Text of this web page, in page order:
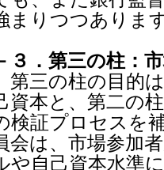
まりつつありま
３．第三の柱：
第三の柱の目的
資本と、第二の
検証プロセスを
会は、市場参加
や自己資本水準